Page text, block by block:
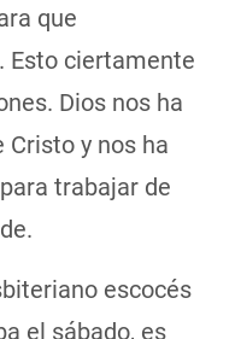
que
Esto ciertamente
Dios nos ha
Cristo y nos ha
trabajar de
escocés
el sábado, es